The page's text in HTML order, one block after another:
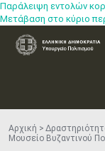
Παράλειψη εντολών
Μετάβαση στο κύριο
Αρχική
Μουσείο Βυζαντινού